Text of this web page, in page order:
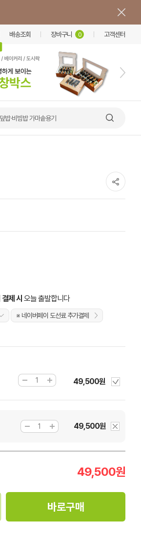
배송조회 장바구니 0 고객센터
밥·비빔밥 가마솥용기
제 시 오늘 출발합니다
※ 네이버페이 도선료 추가결제
49,500원
49,500원
49,500원
바로구매